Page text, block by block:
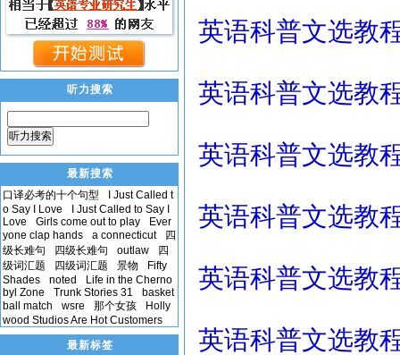
英语科普文选教
英语科普文选教
英语科普文选教
英语科普文选教
英语科普文选教
英语科普文选教
听力搜索
听力搜索
最新搜索
口译必考的十个句型
I Just Called t
o Say I Love
I Just Called to Say I
Love
Girls come out to play
Ever
yone clap hands
a connecticut
四
级长难句
四级长难句 outlaw
四
级词汇题
四级词汇题 景物
Fifty
Shades
noted
Life in the Cherno
byl Zone
Trunk Stories 31
basket
ball match
wsre 那个女孩
Holly
wood Studios Are Hot Customers
最新标签